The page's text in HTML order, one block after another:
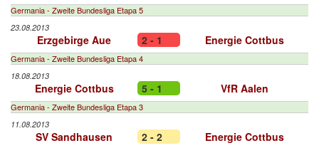
Germania - Zweite Bundesliga Etapa 5
23.08.2013
Erzgebirge Aue 2 - 1 Energie Cottbus
Germania - Zweite Bundesliga Etapa 4
18.08.2013
Energie Cottbus 5 - 1 VfR Aalen
Germania - Zweite Bundesliga Etapa 3
11.08.2013
SV Sandhausen 2 - 2 Energie Cottbus